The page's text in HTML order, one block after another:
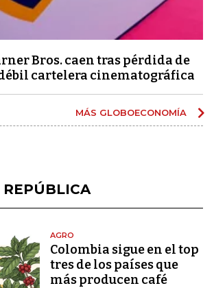
Bros. caen tras pérdida de
cartelera cinematográfica
MÁS GLOBOECONOMÍA
AGRO
Colombia sigue en el top
tres de los países que
más producen café